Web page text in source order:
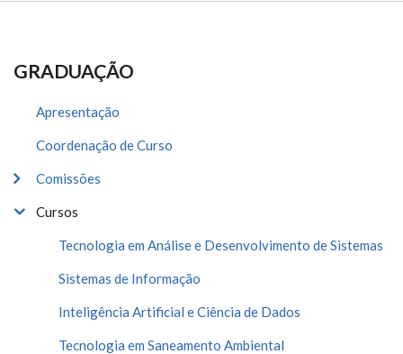
GRADUAÇÃO
Apresentação
Coordenação de Curso
Comissões
Cursos
Tecnologia em Análise e Desenvolvimento de Sistemas
Sistemas de Informação
Inteligência Artificial e Ciência de Dados
Tecnologia em Saneamento Ambiental